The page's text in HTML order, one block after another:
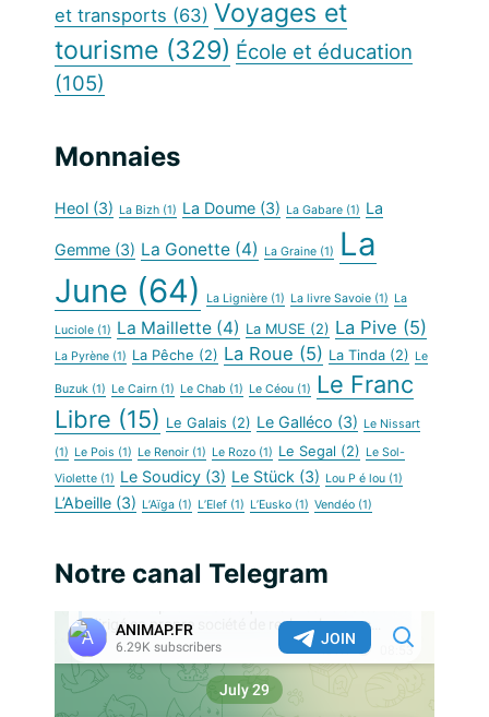
et transports (63) Voyages et
tourisme (329) École et éducation
(105)
Monnaies
Heol (3) La Bizh (1) La Doume (3) La Gabare (1) La
Gemme (3) La Gonette (4) La Graine (1)
La
June (64) La Lignière (1) La livre Savoie (1) La
Luciole (1) La Maillette (4) La MUSE (2) La Pive (5)
La Pyrène (1) La Pêche (2) La Roue (5) La Tinda (2) Le
Buzuk (1) Le Cairn (1) Le Chab (1) Le Céou (1)
Le Franc
Libre (15) Le Galais (2) Le Galléco (3) Le Nissart
(1) Le Pois (1) Le Renoir (1) Le Rozo (1) Le Segal (2) Le Sol-
Violette (1) Le Soudicy (3) Le Stück (3) Lou P é lou (1)
L’Abeille (3) L’Aïga (1) L’Elef (1) L’Eusko (1) Vendéo (1)
Notre canal Telegram